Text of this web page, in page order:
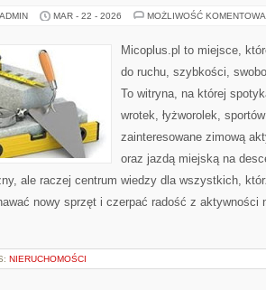
MAR - 22 - 2026 MOŻLIWOŚĆ
Micoplus.pl to miejsce,
do ruchu, szybkości,
To witryna, na której
wrotek, łyżworolek,
zainteresowane zimową
oraz jazdą miejską na
ale raczej centrum wiedzy dla wszystkich,
nowy sprzęt i czerpać radość z aktywności
NIERUCHOMOŚCI